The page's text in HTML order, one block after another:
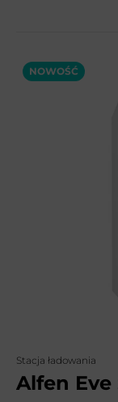
NOWOŚĆ
Stacja ładowania
Alfen